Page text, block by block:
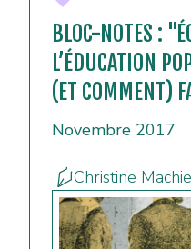
BLOC-NOTES :
L’ÉDUCATION
(ET COMMENT)
Novembre 2017
Christine